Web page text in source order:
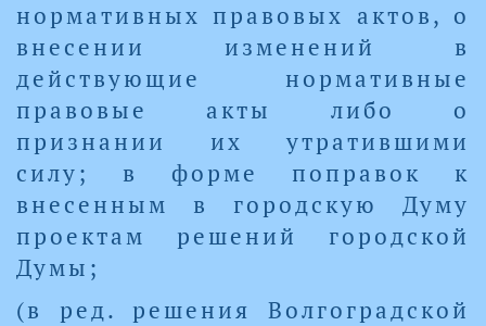
нормативных правовых актов, о
внесении изменений в
действующие нормативные
правовые акты либо о
признании их утратившими
силу; в форме поправок к
внесенным в городскую Думу
проектам решений городской
Думы;
(в ред. решения Волгоградской